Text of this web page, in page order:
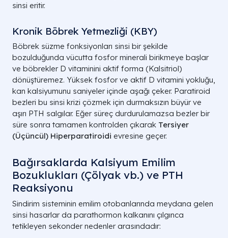
sinsi eritir.
Kronik Böbrek Yetmezliği (KBY)
Böbrek süzme fonksiyonları sinsi bir şekilde
bozulduğunda vücutta fosfor minerali birikmeye başlar
ve böbrekler D vitaminini aktif forma (Kalsitriol)
dönüştüremez. Yüksek fosfor ve aktif D vitamini yokluğu,
kan kalsiyumunu saniyeler içinde aşağı çeker. Paratiroid
bezleri bu sinsi krizi çözmek için durmaksızın büyür ve
aşırı PTH salgılar. Eğer süreç durdurulamazsa bezler bir
süre sonra tamamen kontrolden çıkarak Tersiyer
(Üçüncül) Hiperparatiroidi evresine geçer.
Bağırsaklarda Kalsiyum Emilim
Bozuklukları (Çölyak vb.) ve PTH
Reaksiyonu
Sindirim sisteminin emilim otobanlarında meydana gelen
sinsi hasarlar da parathormon kalkanını çılgınca
tetikleyen sekonder nedenler arasındadır: